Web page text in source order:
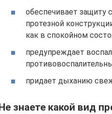
обеспечивает защиту
протезной
как в спокойном
предупреждает
придает дыханию
Не знаете какой вид